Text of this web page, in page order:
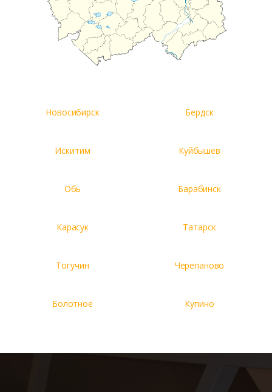
Новосибирск Бердск
Искитим Куйбышев
Обь Барабинск
Карасук Татарск
Тогучин Черепаново
Болотное Купино